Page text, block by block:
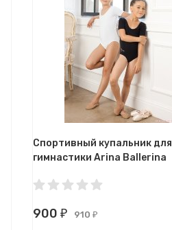
Спортивный купальник для
гимнастики Arina Ballerina
900 ₽ 910 ₽